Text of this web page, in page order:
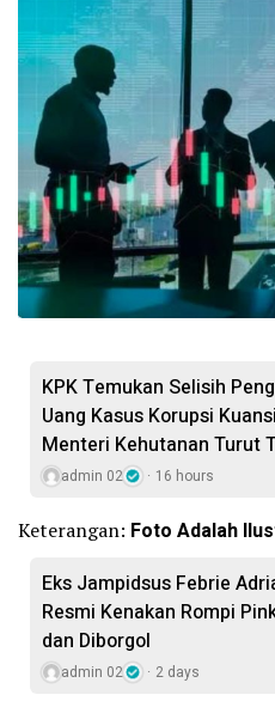
KPK Temukan Selisih
Uang Kasus Korupsi
Menteri Kehutanan Turut
admin 02 16 hours
Keterangan: Foto Adalah
Eks Jampidsus Febrie
Resmi Kenakan Rompi
dan Diborgol
admin 02 2 days